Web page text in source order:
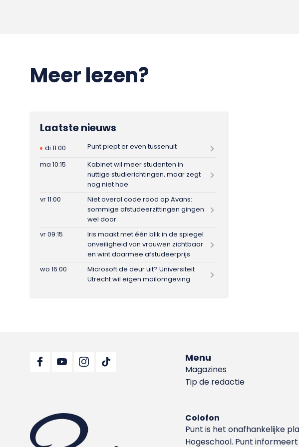
Meer lezen?
Laatste nieuws
di 11:00
Punt piept er even tussenuit
ma 10:15
Kabinet wil meer studenten in
nuttige studierichtingen, maar zegt
nog niet hoe
vr 11:00
Niet overal code rood op Avans:
sommige afstudeerzittingen gingen
wel door
vr 09:15
Iris maakt met één blik in de spiegel
onveiligheid van vrouwen zichtbaar
en wint daarmee afstudeerprijs
wo 16:00
Microsoft de deur uit? Universiteit
Utrecht wil eigen mailomgeving
Menu
Magazines
Tip de redactie
Colofon
Punt is het onafhankelijke
Hoge­school. Punt